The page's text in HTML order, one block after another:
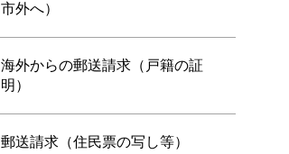
市外へ）
海外からの郵送請求（戸籍の証
明）
郵送請求（住民票の写し等）